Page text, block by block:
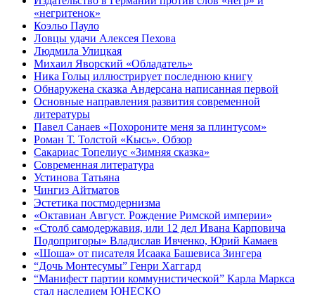
«негритенок»
Коэльо Пауло
Ловцы удачи Алексея Пехова
Людмила Улицкая
Михаил Яворский «Обладатель»
Ника Гольц иллюстрирует последнюю книгу
Обнаружена сказка Андерсана написанная первой
Основные направления развития современной
литературы
Павел Санаев «Похороните меня за плинтусом»
Роман Т. Толстой «Кысь». Обзор
Сакариас Топелиус «Зимняя сказка»
Современная литература
Устинова Татьяна
Чингиз Айтматов
Эстетика постмодернизма
«Октавиан Август. Рождение Римской империи»
«Столб самодержавия, или 12 дел Ивана Карповича
Подопригоры» Владислав Ивченко, Юрий Камаев
«Шоша» от писателя Исаака Башевиса Зингера
“Дочь Монтесумы” Генри Хаггард
“Манифест партии коммунистической” Карла Маркса
стал наследием ЮНЕСКО